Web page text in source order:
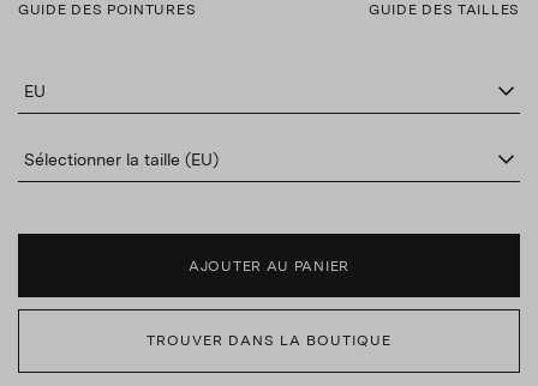
GUIDE DES POINTURES GUIDE DES TAILLES
EU
Sélectionner la taille (EU)
AJOUTER AU PANIER
TROUVER DANS LA BOUTIQUE